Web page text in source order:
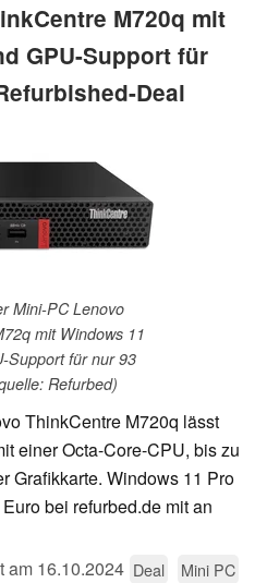
M720q mit
GPU-Support für
Deal
Mini-PC Lenovo
mit Windows 11
Support für nur 93
Refurbed)
ThinkCentre M720q lässt
einer Octa-Core-CPU, bis zu
Grafikkarte. Windows 11 Pro
bei refurbed.de mit an
am 16.10.2024 Deal Mini PC